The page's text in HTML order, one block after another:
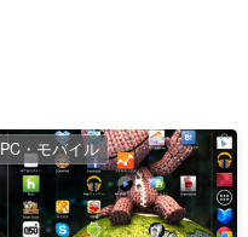
PC・モバイル